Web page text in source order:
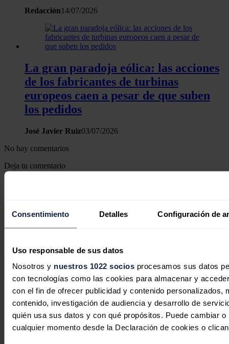
Consentimiento Detalles Configuración de
Uso responsable de sus datos
Nosotros y nuestros 1022 sociosprocesamos sus datos
con tecnologías como las cookies para almacenar y
con el fin de ofrecer publicidad y contenido personalizados,
contenido, investigación de audiencia y desarrollo de
quién usa sus datos y con qué propósitos. Puede cambiar
cualquier momento desde la Declaración de cookies o
Redacción14/07/2026
La gran paradoja eólica: las acciones
de los fabricantes de turbinas
europeos caen a pesar de que suben
los pedidos
José Javier Ruiz03/07/2026
No hay comentarios
Deja tu comentario
privacidadyTérminos de serviciode Google aplican.
Enviar comentario
Síguenos en redes sociales